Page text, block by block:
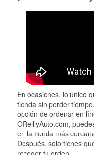
En ocasiones, lo único
tienda sin perder
opción de ordenar en
OReillyAuto.com,
en la tienda más
Después, solo tienes
recoger tu orden.